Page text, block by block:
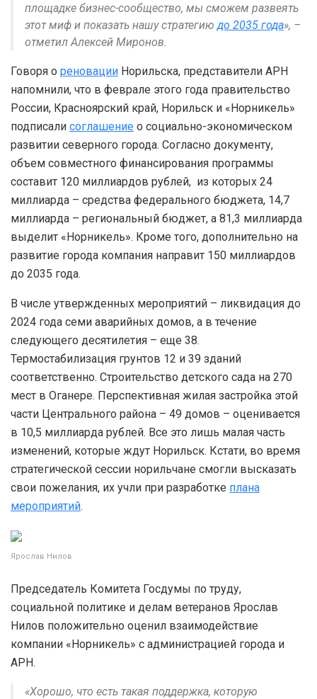
площадке бизнес-сообщество, мы сможем развеять
этот миф и показать нашу стратегию до 2035 года», –
отметил Алексей Миронов.
Говоря о реновации Норильска, представители АРН
напомнили, что в феврале этого года правительство
России, Красноярский край, Норильск и «Норникель»
подписали соглашение о социально-экономическом
развитии северного города. Согласно документу,
объем совместного финансирования программы
составит 120 миллиардов рублей, из которых 24
миллиарда – средства федерального бюджета, 14,7
миллиарда – региональный бюджет, а 81,3 миллиарда
выделит «Норникель». Кроме того, дополнительно на
развитие города компания направит 150 миллиардов
до 2035 года.
В числе утвержденных мероприятий – ликвидация до
2024 года семи аварийных домов, а в течение
следующего десятилетия – еще 38.
Термостабилизация грунтов 12 и 39 зданий
соответственно. Строительство детского сада на 270
мест в Оганере. Перспективная жилая застройка этой
части Центрального района – 49 домов – оценивается
в 10,5 миллиарда рублей. Все это лишь малая часть
изменений, которые ждут Норильск. Кстати, во время
стратегической сессии норильчане смогли высказать
свои пожелания, их учли при разработке плана
мероприятий.
Ярослав Нилов
Председатель Комитета Госдумы по труду,
социальной политике и делам ветеранов Ярослав
Нилов положительно оценил взаимодействие
компании «Норникель» с администрацией города и
АРН.
«Хорошо, что есть такая поддержка, которую